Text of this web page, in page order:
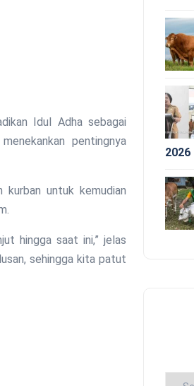
Idul Adha sebagai
pentingnya
untuk kemudian
hingga saat ini,” jelas
sehingga kita patut
2026